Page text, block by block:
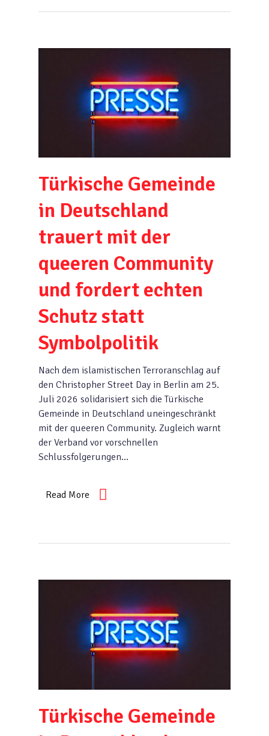
Türkische Gemeinde
in Deutschland
trauert mit der
queeren Community
und fordert echten
Schutz statt
Symbolpolitik
Nach dem islamistischen Terroranschlag auf
den Christopher Street Day in Berlin am 25.
Juli 2026 solidarisiert sich die Türkische
Gemeinde in Deutschland uneingeschränkt
mit der queeren Community. Zugleich warnt
der Verband vor vorschnellen
Schlussfolgerungen…
Read More
Türkische Gemeinde